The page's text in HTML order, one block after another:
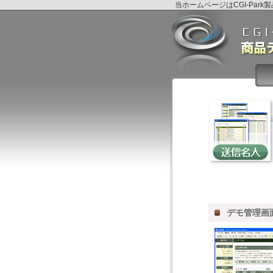
当ホームページはCGI-Park
デモ管理画